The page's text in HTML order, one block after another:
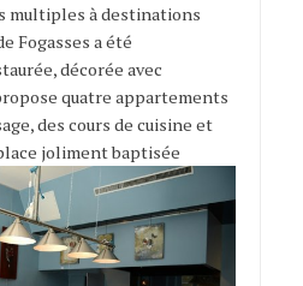
multiples à destinations
Fogasses a été
décorée avec
quatre appartements
des cours de cuisine et
joliment baptisée